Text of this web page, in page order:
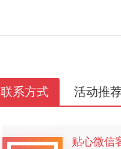
联系方式 活动推荐
贴心微信